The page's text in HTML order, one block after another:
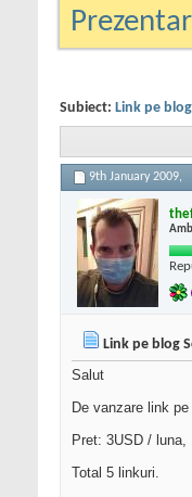
Subiect: Link pe
9th January 2009,
Link pe blog
Salut
De vanzare link
Pret: 3USD / luna,
Total 5 linkuri.